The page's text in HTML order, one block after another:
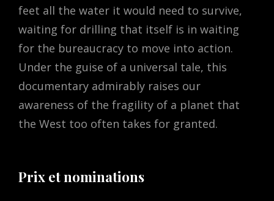
feet all the water it would need to survive,
waiting for drilling that itself is in waiting
for the bureaucracy to move into action.
Under the guise of a universal tale, this
documentary admirably raises our
awareness of the fragility of a planet that
the West too often takes for granted.
Prix et nominations